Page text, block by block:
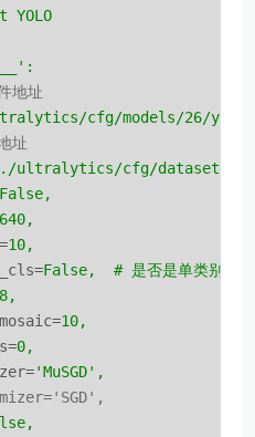
地址
cfg/models/26/
址
ultralytics/cfg/datasets/
False,
640,
=10,
=False,  # 是否是单类别检测
8,
=10,
=0,
='MuSGD',